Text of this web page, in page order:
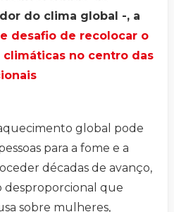
do clima global -, a
desafio de recolocar o
no centro das
global pode
para a fome e a
décadas de avanço,
que
sobre mulheres,